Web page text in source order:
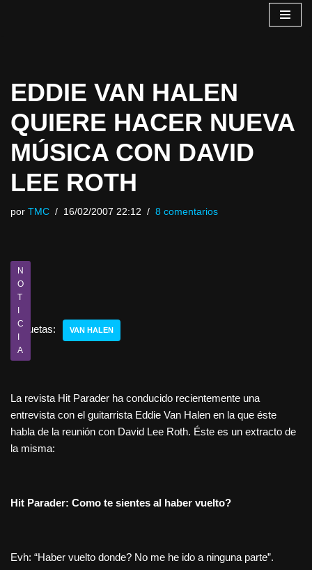
EDDIE VAN HALEN
QUIERE HACER NUEVA
MÚSICA CON DAVID
LEE ROTH
por TMC 16/02/2007 22:12 8 comentarios
N
O
T
C
A
Etiquetas: VAN HALEN
La revista Hit Parader ha conducido recientemente una
entrevista con el guitarrista Eddie Van Halen en la que éste
habla de la reunión con David Lee Roth. Éste es un extracto de
la misma:
Hit Parader: Como te sientes al haber vuelto?
Evh: “Haber vuelto donde? No me he ido a ninguna parte”.